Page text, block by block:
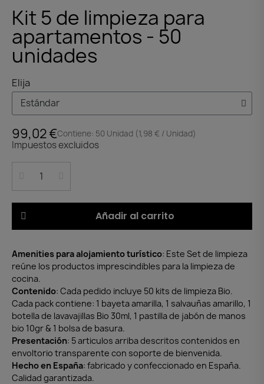
Kit 5 de limpieza para
apartamentos - 50
unidades
Elija
99,02 €Contiene: 50 Unidad (1,98 € / Unidad)
Impuestos excluidos
Añadir al carrito
Amenities para alojamiento turístico: Este Set de limpieza
reúne los productos imprescindibles para la limpieza de
cocina.
Contenido: Cada pedido incluye 50 kits de limpieza Bio.
Cada pack contiene: 1 bayeta amarilla, 1 salvauñas amarillo, 1
botella de lavavajillas Bio 30ml, 1 pastilla de jabón de manos
bio 10gr & 1 bolsa de basura.
Presentación: 5 articulos arriba descritos contenidos en
envoltorio transparente con soporte de bienvenida.
Hecho en España: fabricado y confeccionado en España.
Calidad garantizada.